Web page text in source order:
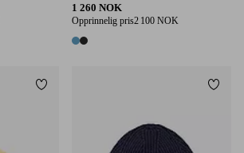
1 260 NOK
Opprinnelig pris2 100 NOK
2 farger
Legg til favoritter